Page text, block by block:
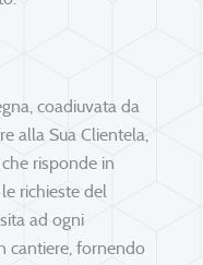
coadiuvata da
alla Sua Clientela,
risponde in
richieste del
ad ogni
cantiere, fornendo